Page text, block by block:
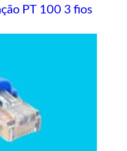
PT 100 3 fios